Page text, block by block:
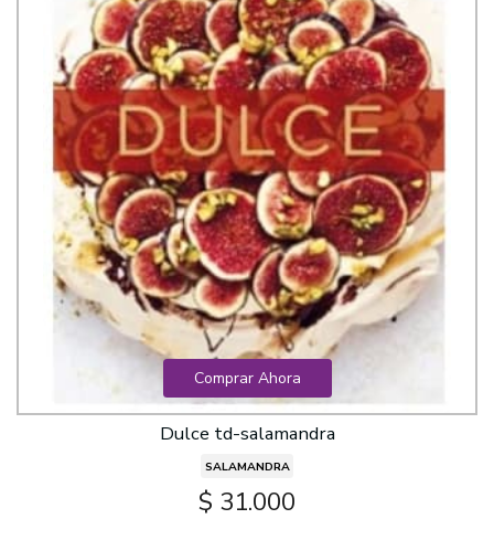
Comprar Ahora
Dulce td-salamandra
SALAMANDRA
$ 31.000